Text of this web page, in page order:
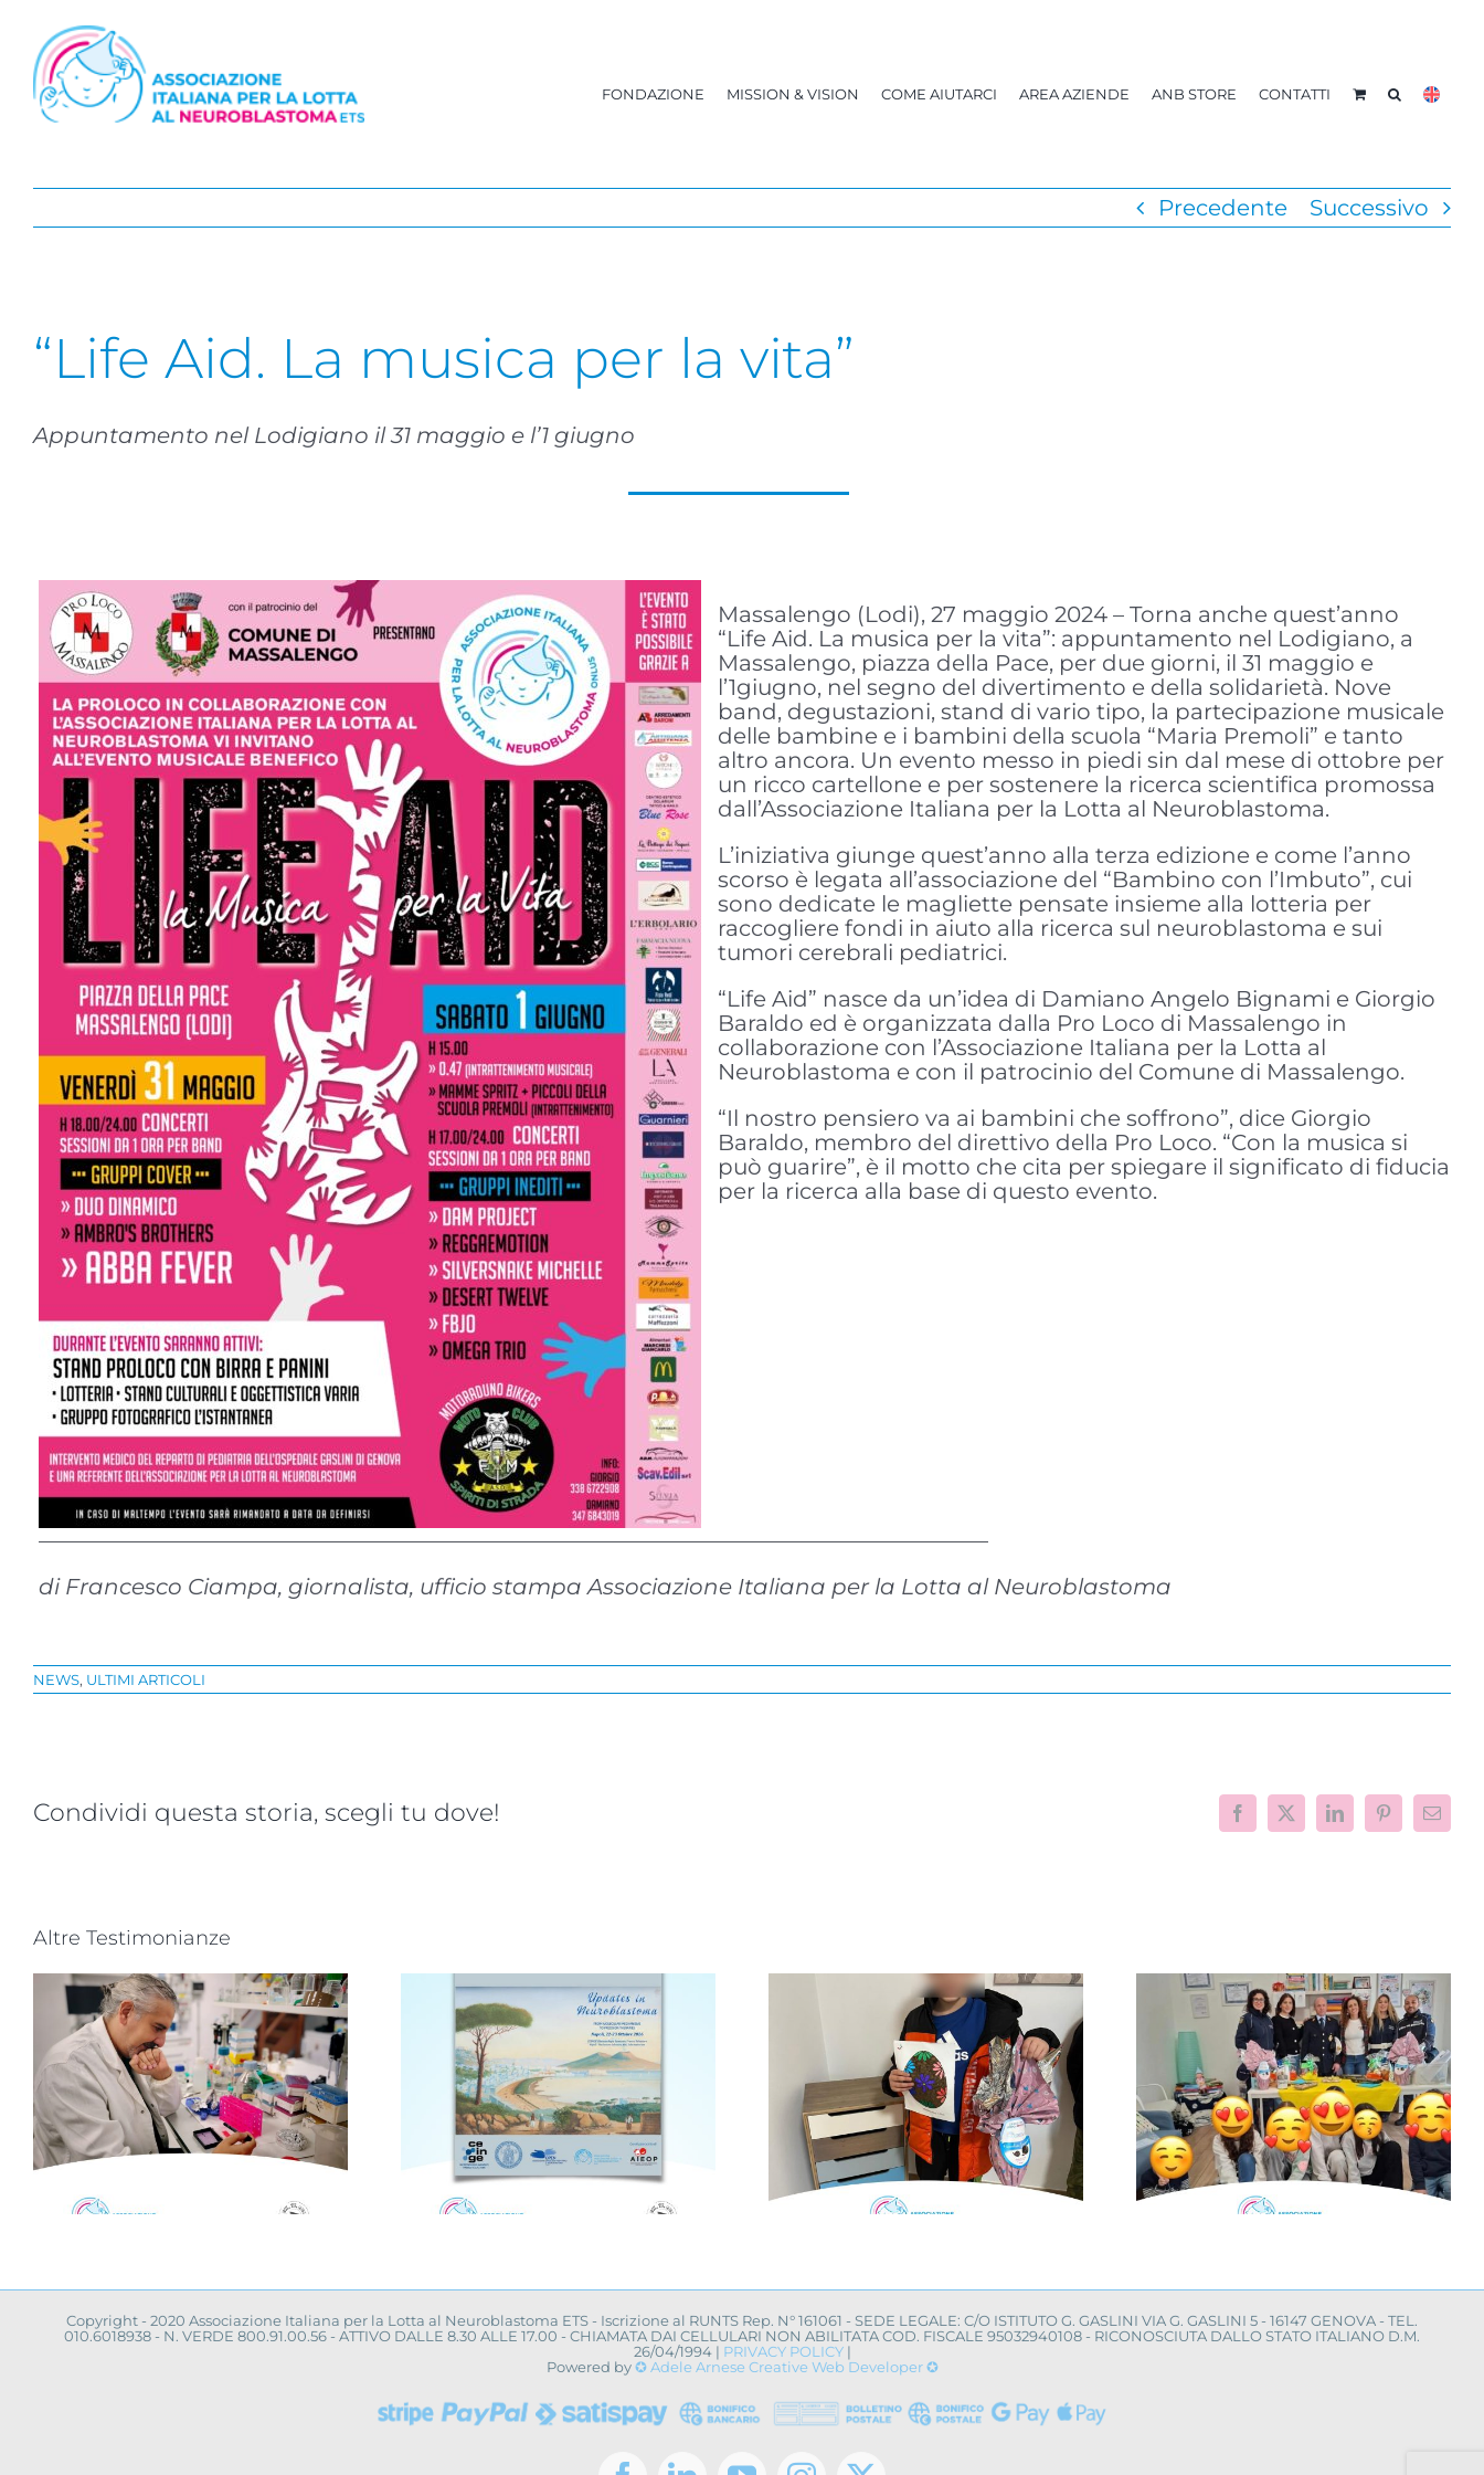
contenuto
FONDAZIONE MISSION & VISION COME AIUTARCI AREA AZIENDE ANB STORE CONTATTI
Precedente Successivo
“Life Aid. La musica per la vita”
Appuntamento nel Lodigiano il 31 maggio e l’1 giugno
Massalengo (Lodi), 27 maggio 2024 – Torna anche quest’anno
“Life Aid. La musica per la vita”: appuntamento nel Lodigiano, a
Massalengo, piazza della Pace, per due giorni, il 31 maggio e
l’1giugno, nel segno del divertimento e della solidarietà. Nove
band, degustazioni, stand di vario tipo, la partecipazione musicale
delle bambine e i bambini della scuola “Maria Premoli” e tanto
altro ancora. Un evento messo in piedi sin dal mese di ottobre per
un ricco cartellone e per sostenere la ricerca scientifica promossa
dall’Associazione Italiana per la Lotta al Neuroblastoma.
L’iniziativa giunge quest’anno alla terza edizione e come l’anno
scorso è legata all’associazione del “Bambino con l’Imbuto”, cui
sono dedicate le magliette pensate insieme alla lotteria per
raccogliere fondi in aiuto alla ricerca sul neuroblastoma e sui
tumori cerebrali pediatrici.
“Life Aid” nasce da un’idea di Damiano Angelo Bignami e Giorgio
Baraldo ed è organizzata dalla Pro Loco di Massalengo in
collaborazione con l’Associazione Italiana per la Lotta al
Neuroblastoma e con il patrocinio del Comune di Massalengo.
“Il nostro pensiero va ai bambini che soffrono”, dice Giorgio
Baraldo, membro del direttivo della Pro Loco. “Con la musica si
può guarire”, è il motto che cita per spiegare il significato di fiducia
per la ricerca alla base di questo evento.
———————————————————————————————————————————
di Francesco Ciampa, giornalista, ufficio stampa Associazione Italiana per la Lotta al Neuroblastoma
NEWS, ULTIMI ARTICOLI
Condividi questa storia, scegli tu dove! Facebook
X LinkedInPinterestEmail
Altre Testimonianze
Novità dalla ricerca
scientifica: convegno
a Napoli
Avellino, infanzia al
centro con la
campagna “Cerco un
uovo amico”
Infanzia al centro,
Siracusa: la Polizia
Locale di Melilli per la
campagna “Cerco un
uovo amico”
Progetto “VAMOLAA,
in campo anche
l’Università La
Sapienza di Roma
Copyright - 2020 Associazione Italiana per la Lotta al Neuroblastoma ETS - Iscrizione al RUNTS Rep. N° 161061 - SEDE LEGALE: C/O ISTITUTO G. GASLINI VIA G. GASLINI 5 - 16147 GENOVA - TEL.
010.6018938 - N. VERDE 800.91.00.56 - ATTIVO DALLE 8.30 ALLE 17.00 - CHIAMATA DAI CELLULARI NON ABILITATA COD. FISCALE 95032940108 - RICONOSCIUTA DALLO STATO ITALIANO D.M.
26/04/1994 | PRIVACY POLICY|
Powered by✪ Adele Arnese Creative Web Developer ✪